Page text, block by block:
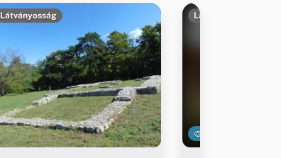
Látványosság Látványosság